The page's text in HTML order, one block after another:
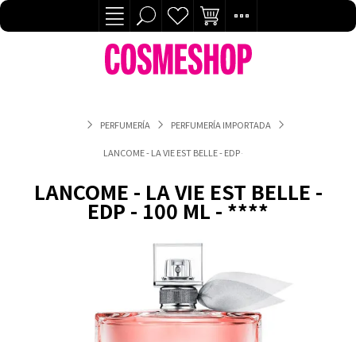
PERFUMERÍA PERFUMERÍA IMPORTADA
LANCOME - LA VIE EST BELLE - EDP - 100 ML - ****
LANCOME - LA VIE EST BELLE -
EDP - 100 ML - ****